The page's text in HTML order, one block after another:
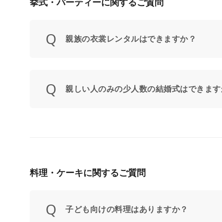
挙式・パーティーに関するご質問
親族の衣裳レンタルはできますか？
親しい人のみの少人数の結婚式はできま
料理・ケーキに関するご質問
子ども向けの料理はありますか？